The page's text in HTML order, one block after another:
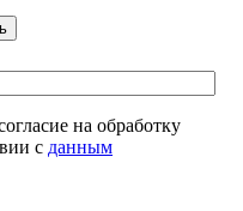
на обработку
с данным